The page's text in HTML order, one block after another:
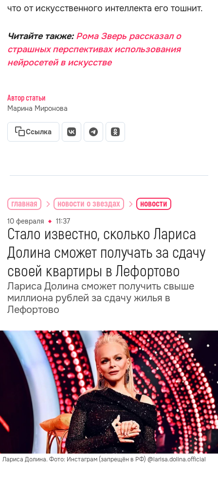
что от искусственного интеллекта его тошнит.
Читайте также: Рома Зверь рассказал о
страшных перспективах использования
нейросетей в искусстве
Автор статьи
Марина Миронова
Ссылка
главная новости о звездах новости
10 февраля 11:37
Стало известно, сколько Лариса
Долина сможет получать за сдачу
своей квартиры в Лефортово
Лариса Долина сможет получить свыше
миллиона рублей за сдачу жилья в
Лефортово
Лариса Долина. Фото: Инстаграм (запрещён в РФ) @larisa.dolina.official